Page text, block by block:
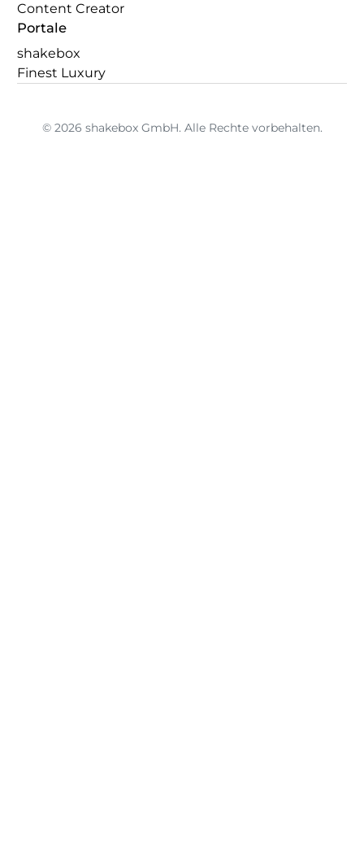
Content Creator
Portale
shakebox
Finest Luxury
© 2026 shakebox GmbH. Alle Rechte vorbehalten.